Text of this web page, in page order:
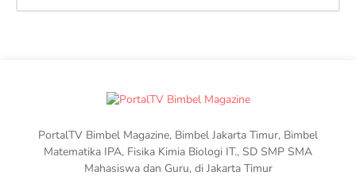
PortalTV Bimbel Magazine, Bimbel Jakarta Timur, Bimbel
Matematika IPA, Fisika Kimia Biologi IT., SD SMP SMA
Mahasiswa dan Guru, di Jakarta Timur